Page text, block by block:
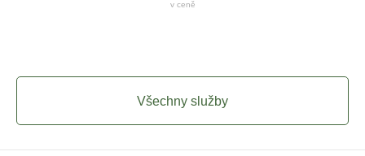
v ceně
Všechny služby